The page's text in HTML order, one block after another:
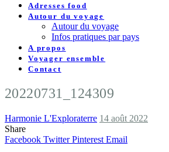
Adresses food
Autour du voyage
Autour du voyage
Infos pratiques par pays
A propos
Voyager ensemble
Contact
20220731_124309
Harmonie L'Exploraterre 14 août 2022
Share
Facebook Twitter Pinterest Email